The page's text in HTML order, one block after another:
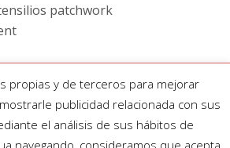
patchwork
propias y de terceros para mejorar
publicidad relacionada con sus
el análisis de sus hábitos de